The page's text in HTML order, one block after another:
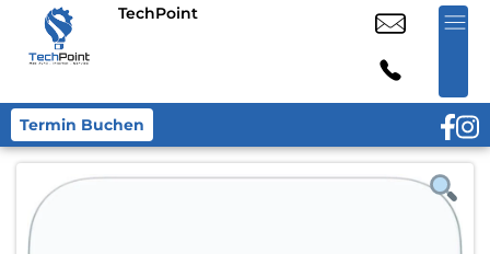
TechPoint
Termin Buchen